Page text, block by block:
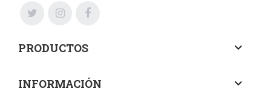
PRODUCTOS keyboard_arrow_down
INFORMACIÓN keyboard_arrow_down